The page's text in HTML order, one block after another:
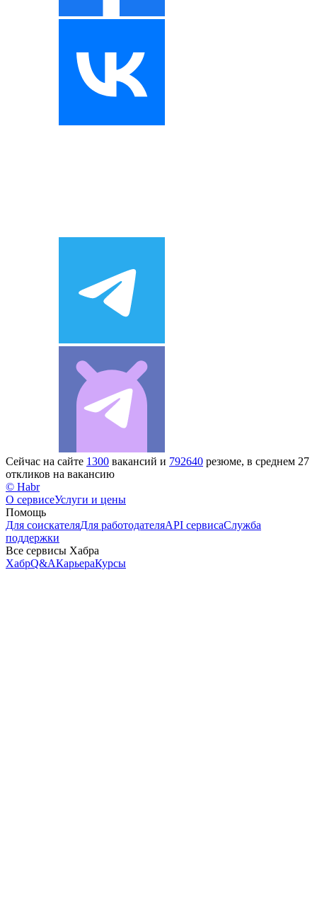
Сейчас на сайте 1300 вакансий и 792640 резюме, в среднем 27
откликов на вакансию
© Habr
О сервисеУслуги и цены
Помощь
Для соискателяДля работодателяAPI сервисаСлужба
поддержки
Все сервисы Хабра
ХабрQ&AКарьераКурсы